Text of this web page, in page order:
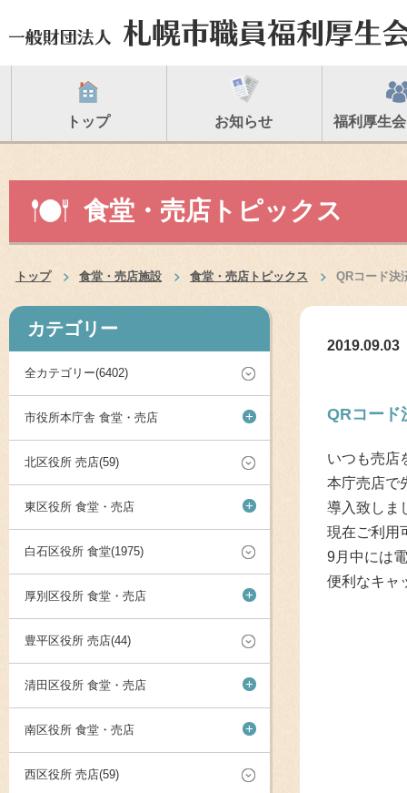
トップ お知らせ 福利厚生
食堂・売店トピックス
トップ 食堂・売店施設 食堂・売店トピックス QRコード決
カテゴリー
全カテゴリー(6402)
市役所本庁舎 食堂・売店 +
北区役所 売店(59)
東区役所 食堂・売店 +
白石区役所 食堂(1975)
厚別区役所 食堂・売店 +
豊平区役所 売店(44)
清田区役所 食堂・売店 +
南区役所 食堂・売店 +
西区役所 売店(59)
2019.09.03
QRコード
いつも売店
本庁売店で
導入致しま
現在ご利用
9月中には
便利なキャ